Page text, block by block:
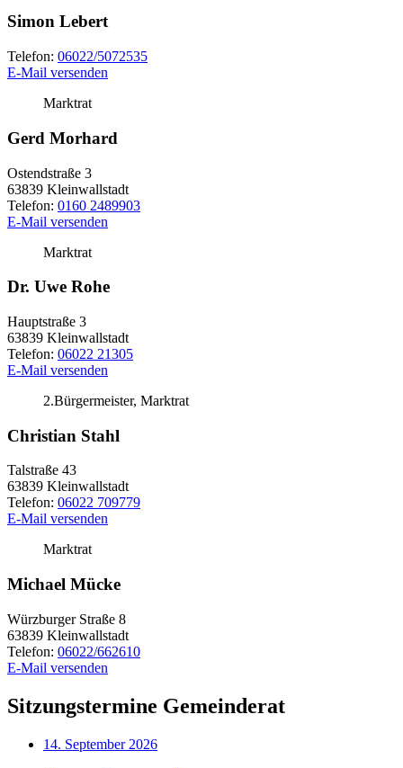
Simon Lebert
Telefon: 06022/5072535
E-Mail versenden
Marktrat
Gerd Morhard
Ostendstraße 3
63839 Kleinwallstadt
Telefon: 0160 2489903
E-Mail versenden
Marktrat
Dr. Uwe Rohe
Hauptstraße 3
63839 Kleinwallstadt
Telefon: 06022 21305
E-Mail versenden
2.Bürgermeister, Marktrat
Christian Stahl
Talstraße 43
63839 Kleinwallstadt
Telefon: 06022 709779
E-Mail versenden
Marktrat
Michael Mücke
Würzburger Straße 8
63839 Kleinwallstadt
Telefon: 06022/662610
E-Mail versenden
Sitzungstermine Gemeinderat
14. September 2026